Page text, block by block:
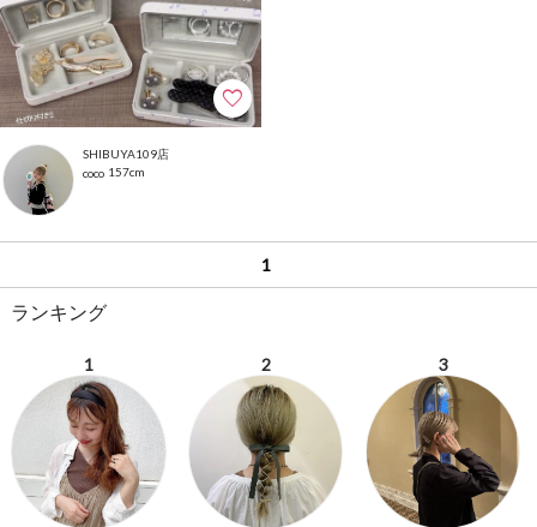
SHIBUYA109店
coco 157cm
1
ランキング
1 2 3